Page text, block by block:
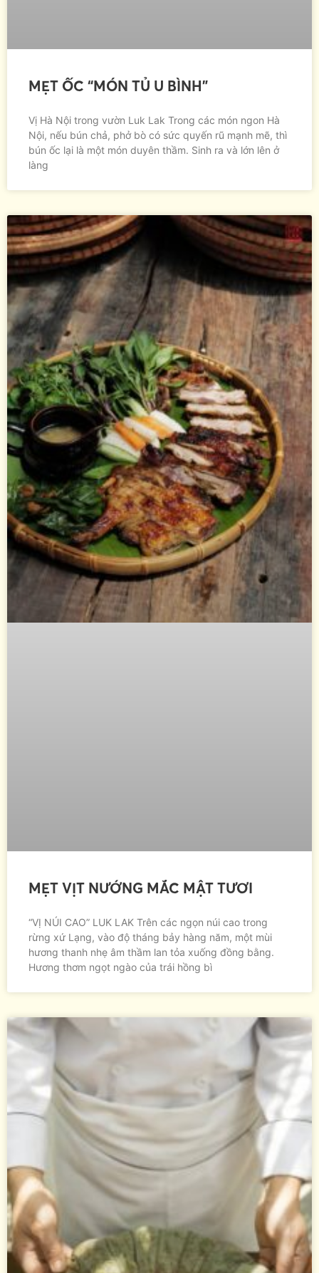
MẸT ỐC “MÓN TỦ U BÌNH”
Vị Hà Nội trong vườn Luk Lak Trong các món ngon Hà
Nội, nếu bún chả, phở bò có sức quyến rũ mạnh mẽ, thì
bún ốc lại là một món duyên thầm. Sinh ra và lớn lên ở
làng
MẸT VỊT NƯỚNG MẮC MẬT TƯƠI
“VỊ NÚI CAO” LUK LAK Trên các ngọn núi cao trong
rừng xứ Lạng, vào độ tháng bảy hàng năm, một mùi
hương thanh nhẹ âm thầm lan tỏa xuống đồng bằng.
Hương thơm ngọt ngào của trái hồng bì